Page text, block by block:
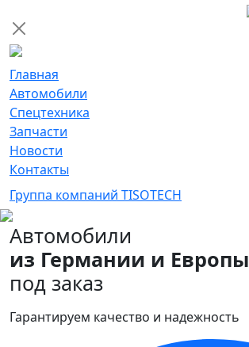
Главная
Автомобили
Спецтехника
Запчасти
Новости
Контакты
Группа компаний TISOTECH
Автомобили
из Германии и Европы
под заказ
Гарантируем качество и надежность